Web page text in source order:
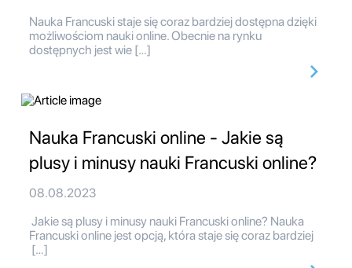
Nauka Francuski staje się coraz bardziej dostępna dzięki
możliwościom nauki online. Obecnie na rynku
dostępnych jest wie […]
Nauka Francuski online - Jakie są
plusy i minusy nauki Francuski online?
08.08.2023
Jakie są plusy i minusy nauki Francuski online? Nauka
Francuski online jest opcją, która staje się coraz bardziej
[…]